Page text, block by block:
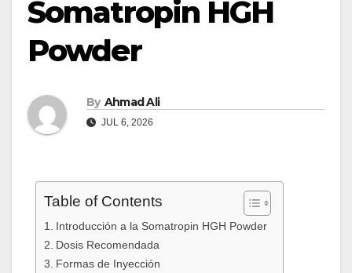
Somatropin HGH
Powder
By Ahmad Ali
JUL 6, 2026
Table of Contents
Introducción a la Somatropin HGH Powder
Dosis Recomendada
Formas de Inyección